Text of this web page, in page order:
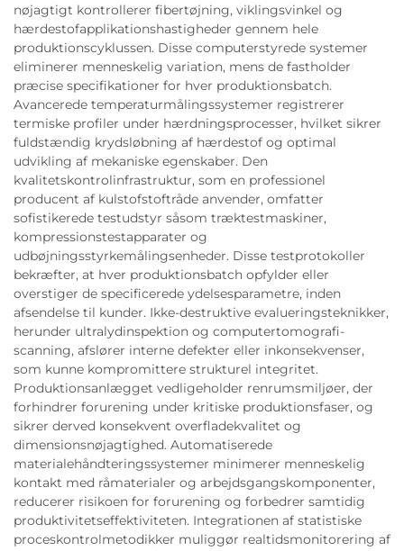
nøjagtigt kontrollerer fibertøjning, viklingsvinkel og
hærdestofapplikationshastigheder gennem hele
produktionscyklussen. Disse computerstyrede systemer
eliminerer menneskelig variation, mens de fastholder
præcise specifikationer for hver produktionsbatch.
Avancerede temperaturmålingssystemer registrerer
termiske profiler under hærdningsprocesser, hvilket sikrer
fuldstændig krydsløbning af hærdestof og optimal
udvikling af mekaniske egenskaber. Den
kvalitetskontrolinfrastruktur, som en professionel
producent af kulstofstoftråde anvender, omfatter
sofistikerede testudstyr såsom træktestmaskiner,
kompressionstestapparater og
udbøjningsstyrkemålingsenheder. Disse testprotokoller
bekræfter, at hver produktionsbatch opfylder eller
overstiger de specificerede ydelsesparametre, inden
afsendelse til kunder. Ikke-destruktive evalueringsteknikker,
herunder ultralydinspektion og computertomografi-
scanning, afslører interne defekter eller inkonsekvenser,
som kunne kompromittere strukturel integritet.
Produktionsanlægget vedligeholder renrumsmiljøer, der
forhindrer forurening under kritiske produktionsfaser, og
sikrer derved konsekvent overfladekvalitet og
dimensionsnøjagtighed. Automatiserede
materialehåndteringssystemer minimerer menneskelig
kontakt med råmaterialer og arbejdsgangskomponenter,
reducerer risikoen for forurening og forbedrer samtidig
produktivitetseffektiviteten. Integrationen af statistiske
proceskontrolmetodikker muliggør realtidsmonitorering af